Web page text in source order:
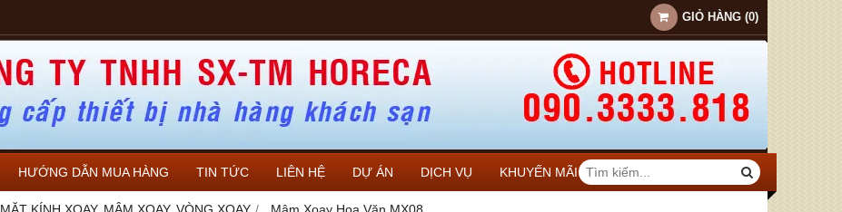
GIỎ HÀNG (0)
HƯỚNG DẪN MUA HÀNG TIN TỨC LIÊN HỆ DỰ ÁN DỊCH VỤ KHUYẾN MÃI